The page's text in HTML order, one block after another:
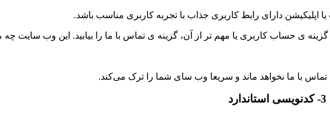
ی حساب کاربری یا مهم تر از آن، گزینه ی تماس با ما را بیابید. این وب سایت
تماس با ما نخواهد ماند و سریعا وب سای شما را ترک می‌کند.
3- کدنویسی استاندارد